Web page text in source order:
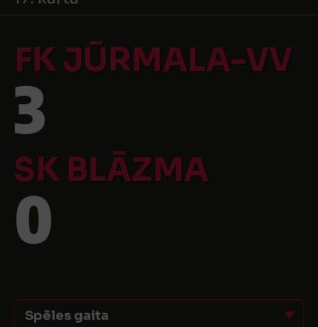
FK JŪRMALA-VV
3
SK BLĀZMA
0
Spēles gaita